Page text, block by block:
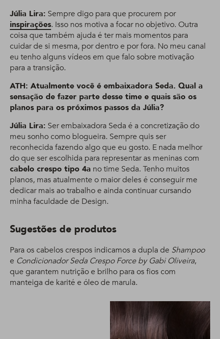
Júlia Lira: Sempre digo para que procurem por
inspirações. Isso nos motiva a focar no objetivo. Outra
coisa que também ajuda é ter mais momentos para
cuidar de si mesma, por dentro e por fora. No meu canal
eu tenho alguns vídeos em que falo sobre motivação
para a transição.
ATH: Atualmente você é embaixadora Seda. Qual a
sensação de fazer parte desse time e quais são os
planos para os próximos passos da Júlia?
Júlia Lira: Ser embaixadora Seda é a concretização do
meu sonho como blogueira. Sempre quis ser
reconhecida fazendo algo que eu gosto. E nada melhor
do que ser escolhida para representar as meninas com
cabelo crespo tipo 4a no time Seda. Tenho muitos
planos, mas atualmente o maior deles é conseguir me
dedicar mais ao trabalho e ainda continuar cursando
minha faculdade de Design.
Sugestões de produtos
Para os cabelos crespos indicamos a dupla de Shampoo
e Condicionador Seda Crespo Force by Gabi Oliveira,
que garantem nutrição e brilho para os fios com
manteiga de karité e óleo de marula.